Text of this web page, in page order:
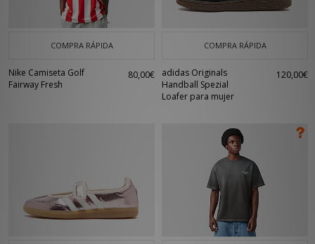
COMPRA RÁPIDA
Nike Camiseta Golf
Fairway Fresh
80,00€
COMPRA RÁPIDA
adidas Originals
Handball Spezial
Loafer para mujer
120,00€